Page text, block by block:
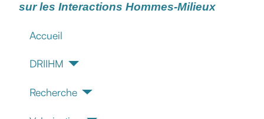
sur les Interactions Hommes-Milieux
Accueil
DRIIHM
Recherche